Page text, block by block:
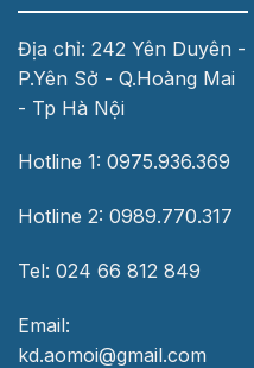
Địa chỉ: 242 Yên Duyên -
P.Yên Sở - Q.Hoàng Mai
- Tp Hà Nội
Hotline 1: 0975.936.369
Hotline 2: 0989.770.317
Tel: 024 66 812 849
Email:
kd.aomoi@gmail.com